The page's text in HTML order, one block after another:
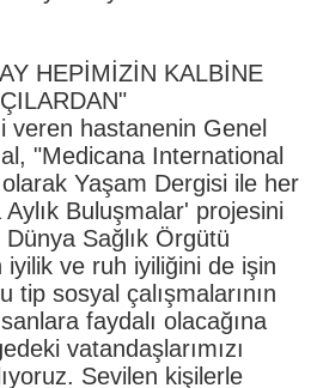
HEPİMİZİN KALBİNE
veren hastanenin Genel
"Medicana International
Yaşam Dergisi ile her
Buluşmalar' projesini
Sağlık Örgütü
iyilik ve ruh iyiliğini de işin
tip sosyal çalışmalarının
faydalı olacağına
vatandaşlarımızı
Sevilen kişilerle